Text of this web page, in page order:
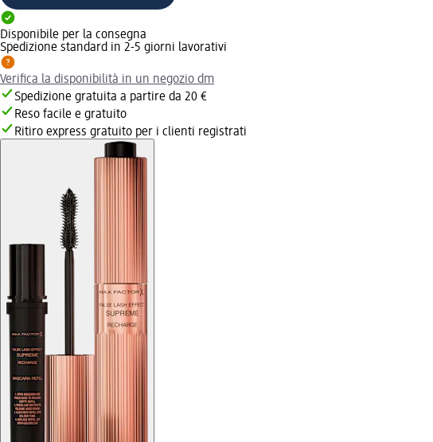
Disponibile per la consegna
Spedizione standard in 2-5 giorni lavorativi
Verifica la disponibilità in un negozio dm
Spedizione gratuita a partire da 20 €
Reso facile e gratuito
Ritiro express gratuito per i clienti registrati